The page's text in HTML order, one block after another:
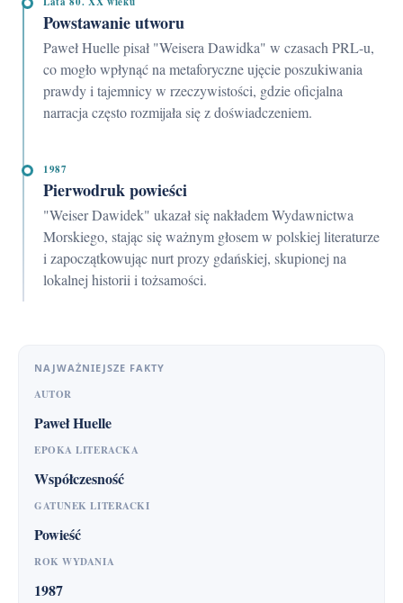
Powstawanie utworu
Paweł Huelle pisał "Weisera Dawidka" w czasach PRL-u,
co mogło wpłynąć na metaforyczne ujęcie poszukiwania
prawdy i tajemnicy w rzeczywistości, gdzie oficjalna
narracja często rozmijała się z doświadczeniem.
1987
Pierwodruk powieści
"Weiser Dawidek" ukazał się nakładem Wydawnictwa
Morskiego, stając się ważnym głosem w polskiej literaturze
i zapoczątkowując nurt prozy gdańskiej, skupionej na
lokalnej historii i tożsamości.
NAJWAŻNIEJSZE FAKTY
AUTOR
Paweł Huelle
EPOKA LITERACKA
Współczesność
GATUNEK LITERACKI
Powieść
ROK WYDANIA
1987